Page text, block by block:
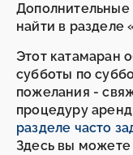
найти в разделе
Этот катамаран
субботы по
пожелания -
процедуру
разделе часто
Здесь вы